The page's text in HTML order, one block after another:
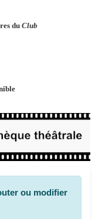
du Club
ou modifier